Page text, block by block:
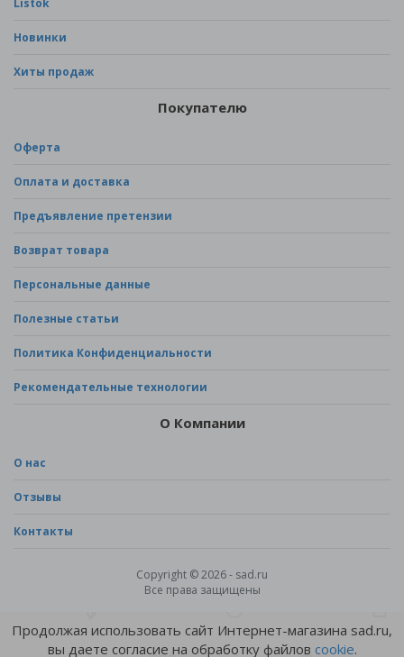
Listok
Новинки
Хиты продаж
Покупателю
Оферта
Оплата и доставка
Предъявление претензии
Возврат товара
Персональные данные
Полезные статьи
Политика Конфиденциальности
Рекомендательные технологии
О Компании
О нас
Отзывы
Контакты
Copyright © 2026 - sad.ru
Все права защищены
Продолжая использовать сайт Интернет-магазина sad.ru,
вы даете согласие на обработку файлов cookie.